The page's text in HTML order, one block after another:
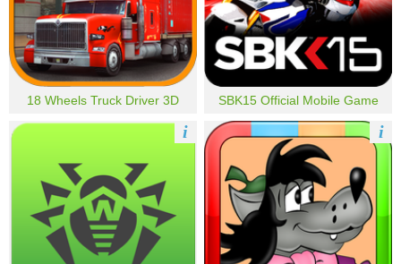
18 Wheels Truck Driver 3D SBK15 Official Mobile Game
i i